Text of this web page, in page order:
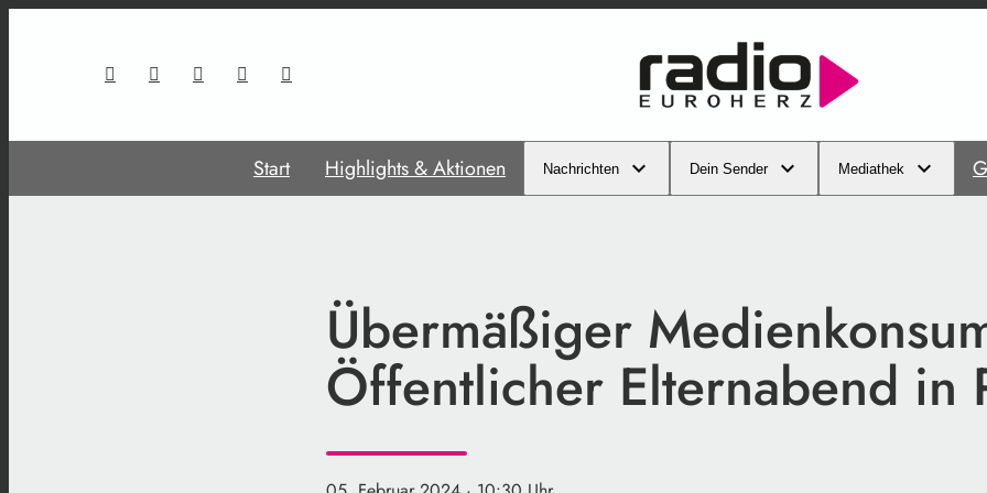
Start Highlights & Aktionen Nachrichten Dein Sender Mediathek
Übermäßiger
Öffentlicher Elternabend in